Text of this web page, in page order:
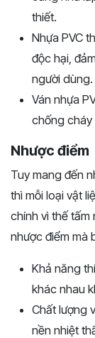
thiết.
Nhựa PVC
độc hại,
người dùng.
Ván nhựa
chống
Nhược điểm
Tuy mang đến
thì mỗi loại vật
chính vì thế tấm
nhược điểm mà
Khả năng
khác nhau
Chất lượng
nền nhiệt